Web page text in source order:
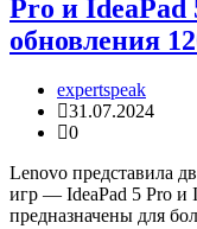
Pro и IdeaPad
обновления
expertspeak
31.07.2024
0
Lenovo представила
игр — IdeaPad 5 Pro и
предназначены для